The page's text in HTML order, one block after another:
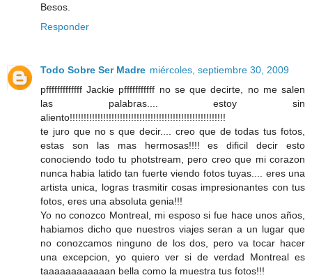
Besos.
Responder
Todo Sobre Ser Madre miércoles, septiembre 30, 2009
pfffffffffffff Jackie pfffffffffff no se que decirte, no me salen
las palabras.... estoy sin
aliento!!!!!!!!!!!!!!!!!!!!!!!!!!!!!!!!!!!!!!!!!!!!!!!!!!!!!!!!
te juro que no s que decir.... creo que de todas tus fotos,
estas son las mas hermosas!!!! es dificil decir esto
conociendo todo tu photstream, pero creo que mi corazon
nunca habia latido tan fuerte viendo fotos tuyas.... eres una
artista unica, logras trasmitir cosas impresionantes con tus
fotos, eres una absoluta genia!!!
Yo no conozco Montreal, mi esposo si fue hace unos años,
habiamos dicho que nuestros viajes seran a un lugar que
no conozcamos ninguno de los dos, pero va tocar hacer
una excepcion, yo quiero ver si de verdad Montreal es
taaaaaaaaaaaan bella como la muestra tus fotos!!!